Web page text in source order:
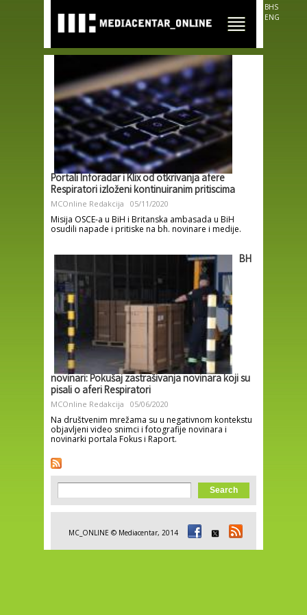
main
content
BHS
ENG
Portali Inforadar i Klix od otkrivanja afere
Respiratori izloženi kontinuiranim pritiscima
MCOnline Redakcija 05/11/2020
Misija OSCE-a u BiH i Britanska ambasada u BiH
osudili napade i pritiske na bh. novinare i medije.
BH
novinari: Pokušaj zastrašivanja novinara koji su
pisali o aferi Respiratori
MCOnline Redakcija 05/06/2020
Na društvenim mrežama su u negativnom kontekstu
objavljeni video snimci i fotografije novinara i
novinarki portala Fokus i Raport.
Search form
Search
MC_ONLINE © Mediacentar, 2014